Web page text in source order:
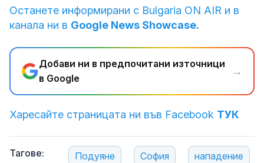
Останете информирани с Bulgaria ON AIR и в
канала ни в Google News Showcase.
Добави ни в предпочитани източници
в Google
→
Харесайте страницата ни във Facebook ТУК
Тагове: Подуяне София нападение